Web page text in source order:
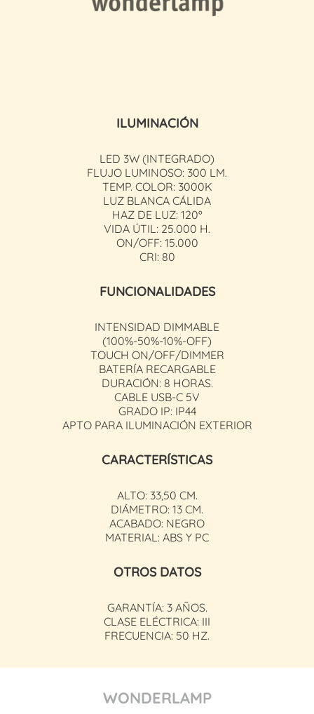
ILUMINACIÓN
LED 3W (INTEGRADO)
FLUJO LUMINOSO: 300 LM.
TEMP. COLOR: 3000K
LUZ BLANCA CÁLIDA
HAZ DE LUZ: 120º
VIDA ÚTIL: 25.000 H.
ON/OFF: 15.000
CRI: 80
FUNCIONALIDADES
INTENSIDAD DIMMABLE
(100%-50%-10%-OFF)
TOUCH ON/OFF/DIMMER
BATERÍA RECARGABLE
DURACIÓN: 8 HORAS.
CABLE USB-C 5V
GRADO IP: IP44
APTO PARA ILUMINACIÓN EXTERIOR
CARACTERÍSTICAS
ALTO: 33,50 CM.
DIÁMETRO: 13 CM.
ACABADO: NEGRO
MATERIAL: ABS Y PC
OTROS DATOS
GARANTÍA: 3 AÑOS.
CLASE ELÉCTRICA: III
FRECUENCIA: 50 HZ.
WONDERLAMP